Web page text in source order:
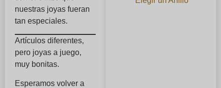
nuestras joyas fueran
tan especiales.
Artículos diferentes,
pero joyas a juego,
muy bonitas.
Esperamos volver a